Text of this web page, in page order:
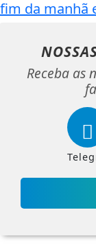
fim da manhã
Receba as